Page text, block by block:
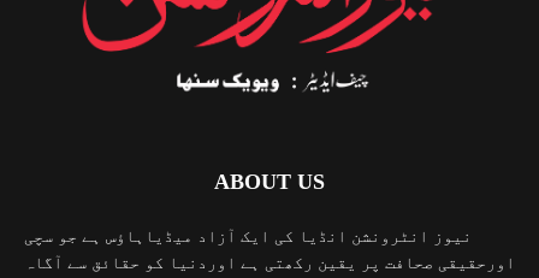
ABOUT US
نیوز انٹرونشن انڈیا کی ایک آزاد میڈیاہاؤس ہے جو سچی
اورحقیقی صحافت پر یقین رکھتی ہے اوردنیا کو حقائق سے آگاہ